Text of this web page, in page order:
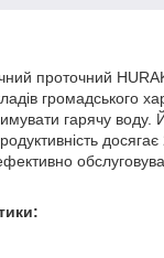
проточний
громадського
гарячу воду.
досягає